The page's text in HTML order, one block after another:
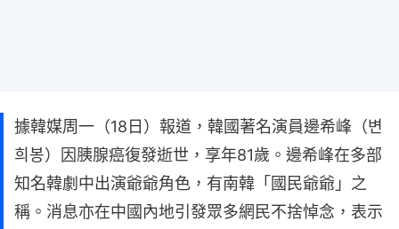
據韓媒周一（18日）報道，韓國著名演員邊希峰（변
희봉）因胰腺癌復發逝世，享年81歲。邊希峰在多部
知名韓劇中出演爺爺角色，有南韓「國民爺爺」之
稱。消息亦在中國內地引發眾多網民不捨悼念，表示